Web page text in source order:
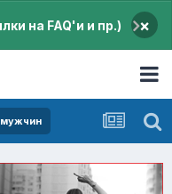
на FAQ'и и пр.) ×
мужчин